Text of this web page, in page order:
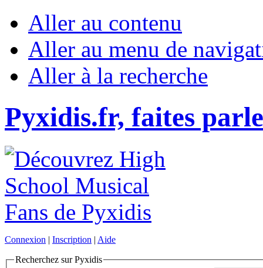
Aller au contenu
Aller au menu de
Aller à la recherche
Pyxidis.fr, faites
Connexion | Inscription | Aide
Recherchez sur Pyxidis